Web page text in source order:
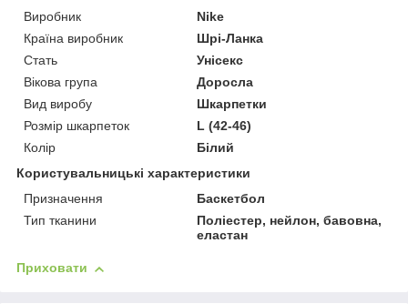
Виробник
Nike
Країна виробник
Шрі-Ланка
Стать
Унісекс
Вікова група
Доросла
Вид виробу
Шкарпетки
Розмір шкарпеток
L (42-46)
Колір
Білий
Користувальницькі характеристики
Призначення
Баскетбол
Тип тканини
Поліестер, нейлон, бавовна,
еластан
Приховати